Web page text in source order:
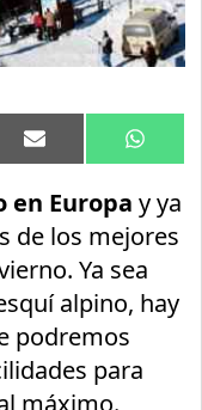
Compartir
en
Email
en
en Europa y ya
de los mejores
Ya sea
alpino, hay
podremos
para